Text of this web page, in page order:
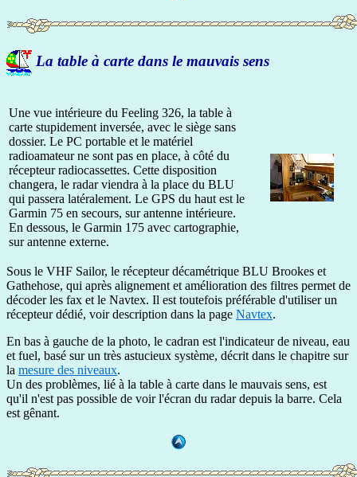
La table à carte dans le mauvais sens
Une vue intérieure du Feeling 326, la table à
carte stupidement inversée, avec le siège sans
dossier. Le PC portable et le matériel
radioamateur ne sont pas en place, à côté du
récepteur radiocassettes. Cette disposition
changera, le radar viendra à la place du BLU
qui passera latéralement. Le GPS du haut est le
Garmin 75 en secours, sur antenne intérieure.
En dessous, le Garmin 175 avec cartographie,
sur antenne externe.
Sous le VHF Sailor, le récepteur décamétrique BLU Brookes et
Gathehose, qui après alignement et amélioration des filtres permet de
décoder les fax et le Navtex. Il est toutefois préférable d'utiliser un
récepteur dédié, voir description dans la page Navtex.
En bas à gauche de la photo, le cadran est l'indicateur de niveau, eau
et fuel, basé sur un très astucieux système, décrit dans le chapitre sur
la mesure des niveaux.
Un des problèmes, lié à la table à carte dans le mauvais sens, est
qu'il n'est pas possible de voir l'écran du radar depuis la barre. Cela
est gênant.